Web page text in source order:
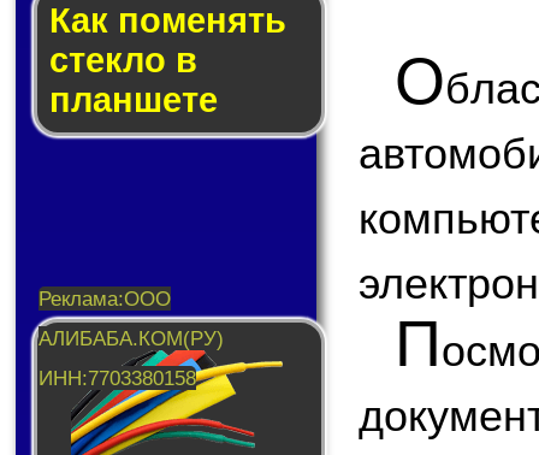
Как по­ме­нять
стек­ло в
планшете
О
П